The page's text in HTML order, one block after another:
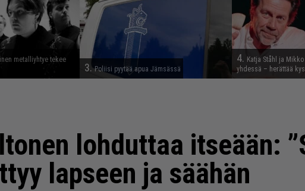
metalliyhtye tekee
3.Poliisi pyytää apua Jämsässä
4. Katja Ståhl ja
yhdessä – herättää
lohduttaa itseään:
lapseen ja säähän